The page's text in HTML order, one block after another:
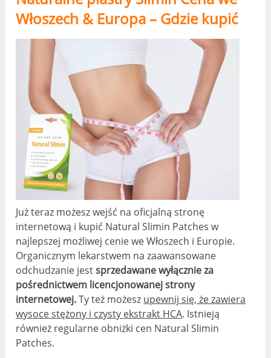
Włoszech & Europa – Gdzie kupić
Już teraz możesz wejść na oficjalną stronę
internetową i kupić Natural Slimin Patches w
najlepszej możliwej cenie we Włoszech i Europie.
Organicznym lekarstwem na zaawansowane
odchudzanie jestsprzedawane wyłącznie za
pośrednictwem licencjonowanej strony
internetowej.Ty też możesz upewnij się, że zawiera
wysoce stężony i czysty ekstrakt HCA. Istnieją
również regularne obniżki cen Natural Slimin
Patches.